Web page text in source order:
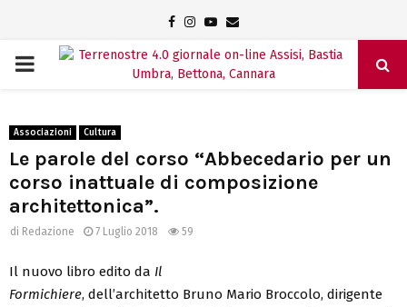
Facebook
Instagram
Youtube
Email
PRIMARY
Associazioni Cultura
Le parole del corso “Abbecedario per un
corso inattuale di composizione
architettonica”.
di Redazione 7 Luglio 2018 59
Il nuovo libro edito da Il
Formichiere, dell’architetto Bruno Mario Broccolo, dirigente